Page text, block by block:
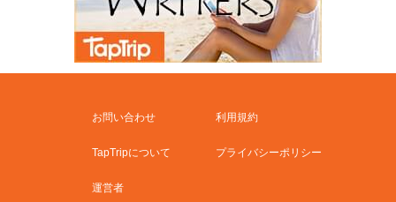
お問い合わせ 利用規約
TapTripについて プライバシーポリシー
運営者